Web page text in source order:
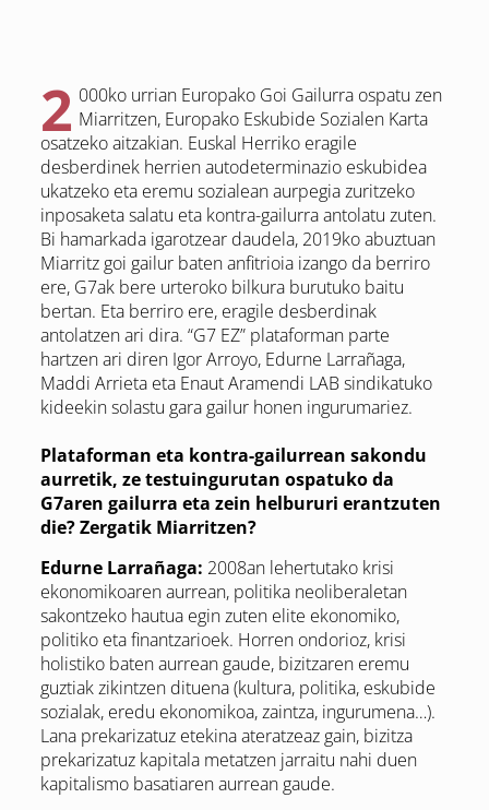
2 000ko urrian Europako Goi Gailurra ospatu zen
Miarritzen, Europako Eskubide Sozialen Karta
osatzeko aitzakian. Euskal Herriko eragile
desberdinek herrien autodeterminazio eskubidea
ukatzeko eta eremu sozialean aurpegia zuritzeko
inposaketa salatu eta kontra-gailurra antolatu zuten.
Bi hamarkada igarotzear daudela, 2019ko abuztuan
Miarritz goi gailur baten anfitrioia izango da berriro
ere, G7ak bere urteroko bilkura burutuko baitu
bertan. Eta berriro ere, eragile desberdinak
antolatzen ari dira. “G7 EZ” plataforman parte
hartzen ari diren Igor Arroyo, Edurne Larrañaga,
Maddi Arrieta eta Enaut Aramendi LAB sindikatuko
kideekin solastu gara gailur honen ingurumariez.
Plataforman eta kontra-gailurrean sakondu
aurretik, ze testuingurutan ospatuko da
G7aren gailurra eta zein helbururi erantzuten
die? Zergatik Miarritzen?
Edurne Larrañaga: 2008an lehertutako krisi
ekonomikoaren aurrean, politika neoliberaletan
sakontzeko hautua egin zuten elite ekonomiko,
politiko eta finantzarioek. Horren ondorioz, krisi
holistiko baten aurrean gaude, bizitzaren eremu
guztiak zikintzen dituena (kultura, politika, eskubide
sozialak, eredu ekonomikoa, zaintza, ingurumena…).
Lana prekarizatuz etekina ateratzeaz gain, bizitza
prekarizatuz kapitala metatzen jarraitu nahi duen
kapitalismo basatiaren aurrean gaude.